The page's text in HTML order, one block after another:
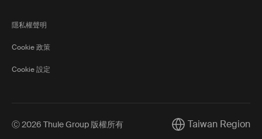
隱私權聲明
Cookie 政策
Cookie 設定
Ⓒ 2026 Thule Group 版權所有 Current market/
Taiwan Region